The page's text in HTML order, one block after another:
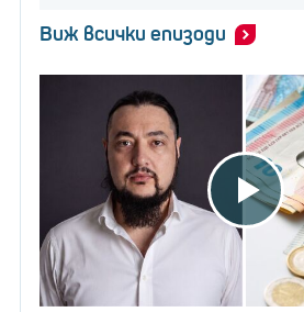
Виж всички епизоди